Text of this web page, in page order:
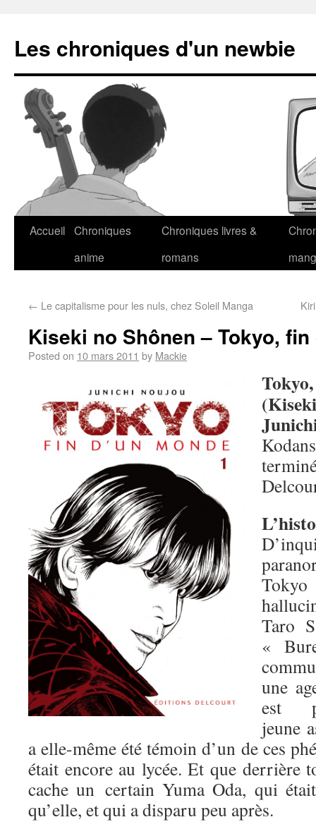
Les chroniques d'un newbie
Accueil Chroniques
anime
Chroniques livres &
romans
← Le capitalisme pour les nuls, chez Soleil Manga
Kiseki no Shônen – Tokyo, fin
Posted on 10 mars 2011 by Mackie
Taro
«
une
est
jeune
a elle-même été témoin d’un de ces
était encore au lycée. Et que derrière
cache un certain Yuma Oda, qui
qu’elle, et qui a disparu peu après.